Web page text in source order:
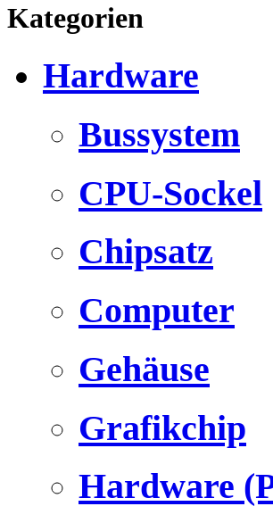
Kategorien
Hardware
Bussystem
CPU-Sockel
Chipsatz
Computer
Gehäuse
Grafikchip
Hardware